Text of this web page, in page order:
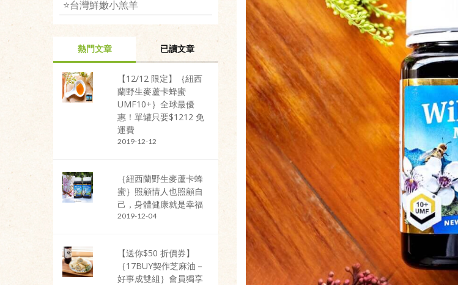
⭐️台灣鮮嫩小羔羊
熱門文章 已讀文章
【12/12 限定】｛紐西
蘭野生麥蘆卡蜂蜜
UMF10+｝全球最優
惠！單罐只要$1212 免
運費
2019-12-12
｛紐西蘭野生麥蘆卡蜂
蜜｝照顧情人也照顧自
己，身體健康就是幸福
2019-12-04
【送你$50 折價券】
｛17BUY契作芝麻油－
好事成雙組｝會員獨享